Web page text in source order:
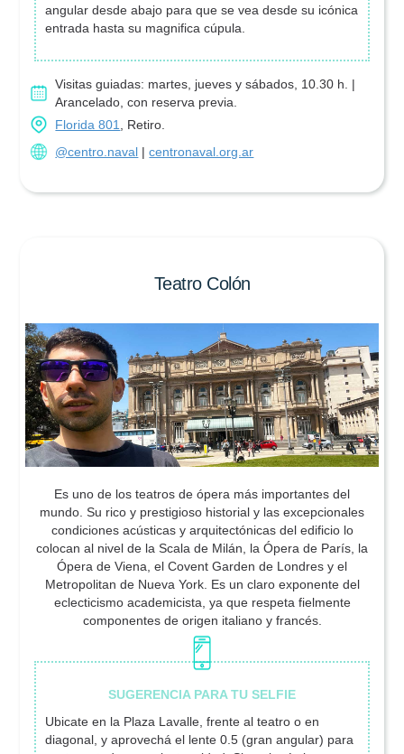
angular desde abajo para que se vea desde su icónica
entrada hasta su magnifica cúpula.
Visitas guiadas: martes, jueves y sábados, 10.30 h. |
Arancelado, con reserva previa.
Florida 801
, Retiro.
@centro.naval |centronaval.org.ar
Teatro Colón
Es uno de los teatros de ópera más importantes del
mundo. Su rico y prestigioso historial y las excepcionales
condiciones acústicas y arquitectónicas del edificio lo
colocan al nivel de la Scala de Milán, la Ópera de París, la
Ópera de Viena, el Covent Garden de Londres y el
Metropolitan de Nueva York. Es un claro exponente del
eclecticismo academicista, ya que respeta fielmente
componentes de origen italiano y francés.
Ubicate en la Plaza Lavalle, frente al teatro o en
diagonal, y aprovechá el lente 0.5 (gran angular) para